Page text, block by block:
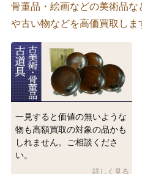
骨董品・絵画などの美術品
や古い物などを高価買取しま
一見すると価値の無いような
物も高額買取の対象の品かも
しれません。ご相談くださ
い。